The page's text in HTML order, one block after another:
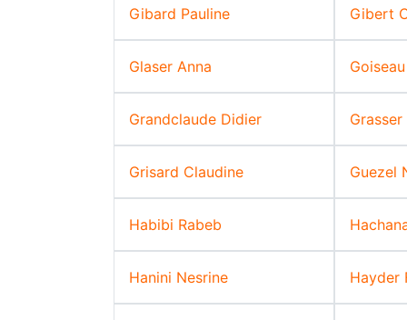
Gibard Pauline Gibert
Glaser Anna
Grandclaude Didier
Grisard Claudine Guezel
Habibi Rabeb
Hanini Nesrine Hayder